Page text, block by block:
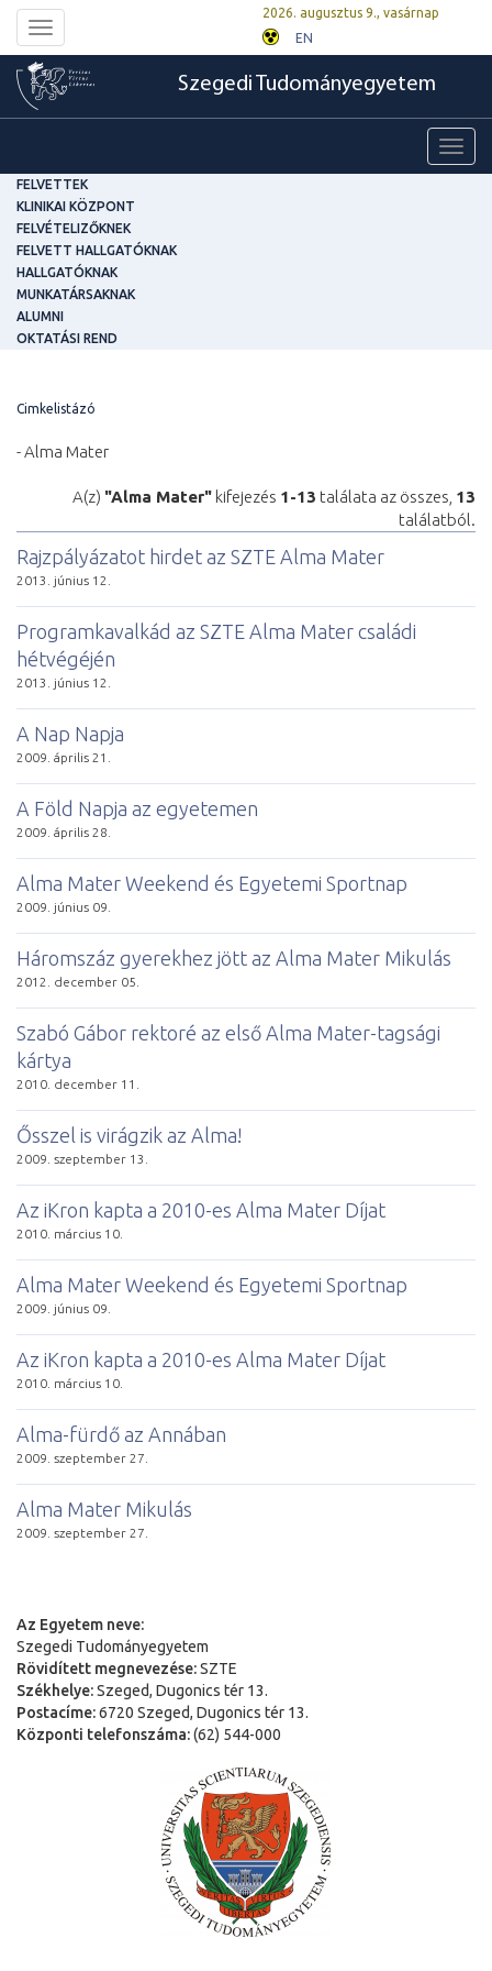
Toggle
navigation
2026. augusztus 9., vasárnap
EN
Szegedi Tudományegyetem
FELVETTEK
KLINIKAI KÖZPONT
FELVÉTELIZŐKNEK
FELVETT HALLGATÓKNAK
HALLGATÓKNAK
MUNKATÁRSAKNAK
ALUMNI
OKTATÁSI REND
Cimkelistázó
- Alma Mater
A(z) "Alma Mater" kifejezés 1-13 találata az összes, 13
találatból.
Rajzpályázatot hirdet az SZTE Alma Mater
2013. június 12.
Programkavalkád az SZTE Alma Mater családi
hétvégéjén
2013. június 12.
A Nap Napja
2009. április 21.
A Föld Napja az egyetemen
2009. április 28.
Alma Mater Weekend és Egyetemi Sportnap
2009. június 09.
Háromszáz gyerekhez jött az Alma Mater Mikulás
2012. december 05.
Szabó Gábor rektoré az első Alma Mater-tagsági
kártya
2010. december 11.
Ősszel is virágzik az Alma!
2009. szeptember 13.
Az iKron kapta a 2010-es Alma Mater Díjat
2010. március 10.
Alma Mater Weekend és Egyetemi Sportnap
2009. június 09.
Az iKron kapta a 2010-es Alma Mater Díjat
2010. március 10.
Alma-fürdő az Annában
2009. szeptember 27.
Alma Mater Mikulás
2009. szeptember 27.
Az Egyetem neve:
Szegedi Tudományegyetem
Rövidített megnevezése:SZTE
Székhelye:Szeged, Dugonics tér 13.
Postacíme:6720 Szeged, Dugonics tér 13.
Központi telefonszáma:(62) 544-000